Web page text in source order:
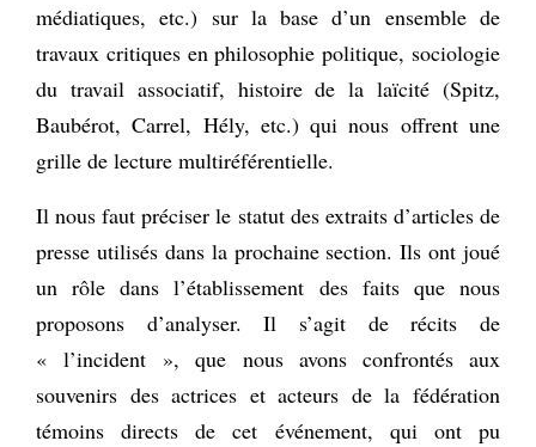
médiatiques, etc.) sur la base d’un ensemble de
travaux critiques en philosophie politique, sociologie
du travail associatif, histoire de la laïcité (Spitz,
Baubérot, Carrel, Hély, etc.) qui nous offrent une
grille de lecture multiréférentielle.
Il nous faut préciser le statut des extraits d’articles de
presse utilisés dans la prochaine section. Ils ont joué
un rôle dans l’établissement des faits que nous
proposons d’analyser. Il s’agit de récits de
« l’incident », que nous avons confrontés aux
souvenirs des actrices et acteurs de la fédération
témoins directs de cet événement, qui ont pu